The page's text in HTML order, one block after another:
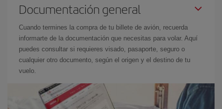
Documentación general
Cuando termines la compra de tu billete de avión, recuerda
informarte de la documentación que necesitas para volar. Aquí
puedes consultar si requieres visado, pasaporte, seguro o
cualquier otro documento, según el origen y el destino de tu
vuelo.